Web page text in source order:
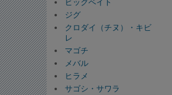
ビッグベイト
ジグ
クロダイ（チヌ）・キビ
レ
マゴチ
メバル
ヒラメ
サゴシ・サワラ